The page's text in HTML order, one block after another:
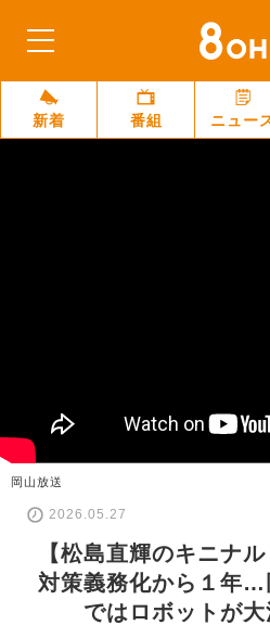
新着 番組 ニュー
岡山放送
2026.05.27
【松島直輝のキニナ
対策義務化から１年…
ではロボットが大